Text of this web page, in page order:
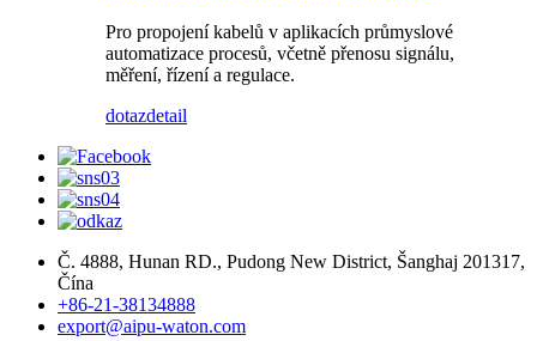
Pro propojení kabelů v aplikacích průmyslové
automatizace procesů, včetně přenosu signálu,
měření, řízení a regulace.
dotazdetail
Č. 4888, Hunan RD., Pudong New District, Šanghaj 201317,
Čína
+86-21-38134888
export@aipu-waton.com